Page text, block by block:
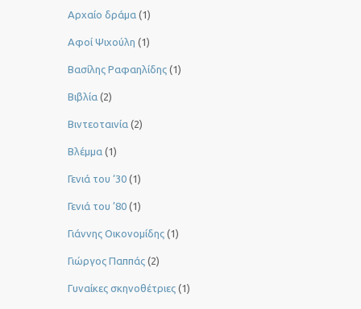
Αρχαίο δράμα (1)
Αφοί Ψιχούλη (1)
Βασίλης Ραφαηλίδης (1)
Βιβλία (2)
Βιντεοταινία (2)
Βλέμμα (1)
Γενιά του ‘30 (1)
Γενιά του ’80 (1)
Γιάννης Οικονομίδης (1)
Γιώργος Παππάς (2)
Γυναίκες σκηνοθέτριες (1)